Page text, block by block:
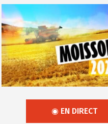
◉ EN DIRECT